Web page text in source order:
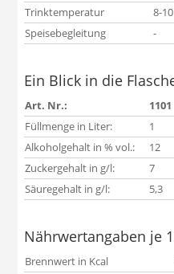
Trinktemperatur
8-10
Speisebegleitung
-
Ein Blick in die
Art. Nr.:
1101
Füllmenge in Liter:
1
Alkoholgehalt in % vol.:
12
Zuckergehalt in g/l:
7
Säuregehalt in g/l:
5,3
Nährwertangaben je
Brennwert in Kcal